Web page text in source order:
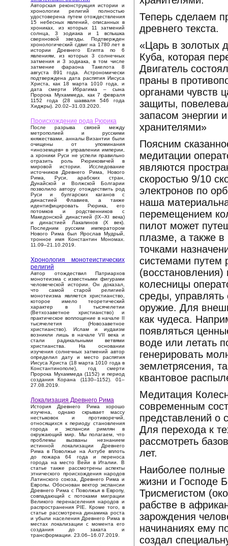
Авторская реконструкция истории и
хронологии религий полностью
удостоверена путем отождествления
15 небесных явлений, описанных в
хрониках, из которых 11 затмений
солнца, 3 зодиака и 1 вспышка
сверхновой звезды. Подтвержден
хронологический сдвиг на 1780 лет в
истории Древнего Египта по 6
явлениям, из которых 3 солнечных
затмения и 3 зодиака, в том числе
затмение фараона Такелота 8
августа 891 года. Астрономически
подтверждена дата распятия Иисуса
Христа, как 18 марта 1010 года, и
дата смерти Ибрагима – сына
Пророка Мухаммеда, как 7 февраля
1152 года (28 шавваля 546 года
Хиджры). 20.02–31.03.2020.
Происхождение рода Рюрика
После разрыва связей между
метрополией и русскими
княжествами, анналы Византии были
очищены от упоминания
«иноземцев» в управлении империи,
а хроники Руси не успели правильно
отразить роль Рюриковичей в
мировой истории. Исследование
источников Древнего Рима, Нового
Рима, Руси, арабских стран,
Дунайской и Волжской Болгарии
позволило автору отождествить род
Руси и булгарских каганов с
династией Флавиев, а также
идентифицировать Рюрика, его
потомков и родственников с
Македонской династией (IX–XI века)
и династией Лакапинов (X век).
Последним русским императором
Нового Рима был Ярослав Мудрый,
тронное имя Константин Мономах.
11.09–21.10.2019.
Хронология монотеистических
религий
Автор отождествил Патриархов
монотеизма с известными фигурами
человеческой истории. Он доказал,
что самой старой религией
монотеизма является христианство,
которое имело теоретический
характер в I тысячелетии
(Ветхозаветное христианство) и
практическое воплощение в начале II
тысячелетия (Новозаветное
христианство). Ислам и иудаизм
возникли лишь в начале VII века и
стали радикальными ветвями
христианства. На основании
изучения солнечных затмений автор
определил дату и место распятия
Иисуса Христа (18 марта 1010 года в
Константинополе), год смерти
Пророка Мухаммеда (1152) и период
создания Корана (1130–1152). 01–
27.08.2019.
Локализация Древнего Рима
История Древнего Рима хорошо
изучена, однако скрывает массу
нестыковок и противоречий,
относящихся к периоду становления
города и экспансии римлян в
окружающий мир. Мы полагаем, что
проблемы вызваны незнанием
истинной локализации Древнего
Рима в Поволжье на Ахтубе вплоть
до пожара 64 года и переноса
города на место Вейи в Италии. В
статье также рассмотрены аспекты
этнического происхождения народов
Латинского союза, Древнего Рима и
Европы. Обоснован вектор экспансии
Древнего Рима с Поволжья в Европу,
совпадающий с потоками миграции
Великого перенаселения народов и
распространения PIE. Кроме того, в
статье рассмотрена динамика роста
и убыли населения Древнего Рима в
местах локализации с момента его
создания до заката и
трансформации. 23.06–16.07.2019.
Теперь сделаем
древнего текста.
«Царь в золотых
Куба, которая
Двигатель
праны в
органами чувств
защиты,
запасом энергии
хранителями»
Поясним
медитации
являются
скоростью 9/10
электронов по
наша
перемещением
пилот может
плазме, а также
точками
системами путем
колесницы
среды, управлять
оружие. Для
как чудеса.
появляться
воде или летать
генерировать
землетрясения,
квантовое
Медитация
современным
представлений о
Для перехода к
рассмотреть
лет.
Наиболее полные
жизни и Господе
Трисмегистом
рабстве в
зарождения
начинаниях ему
создал